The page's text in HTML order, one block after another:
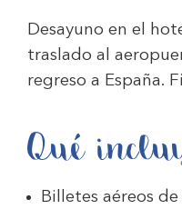
Desayuno en el
traslado al
regreso a España.
Qué
Billetes aéreos